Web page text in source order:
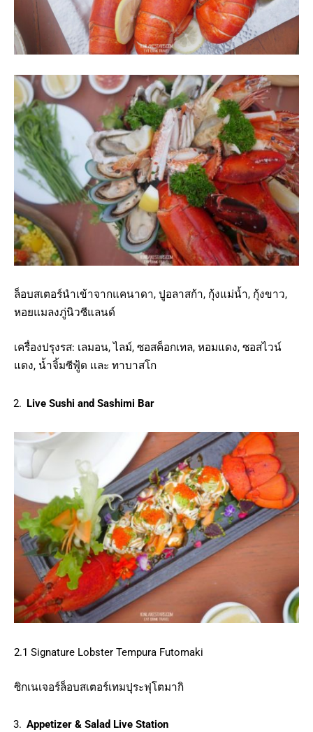
ล็อบสเตอร์นำเข้าจากแคนาดา, ปูอลาสก้า, กุ้งแม่น้ำ, กุ้งขาว,
หอยแมลงภู่นิวซีแลนด์
เครื่องปรุงรส: เลมอน, ไลม์, ซอสค็อกเทล, หอมแดง, ซอสไวน์
แดง, น้ำจิ้มซีฟู้ด เเละ ทาบาสโก
Live Sushi and Sashimi Bar
2.1 Signature Lobster Tempura Futomaki
ซิกเนเจอร์ล็อบสเตอร์เทมปุระฟุโตมากิ
Appetizer & Salad Live Station